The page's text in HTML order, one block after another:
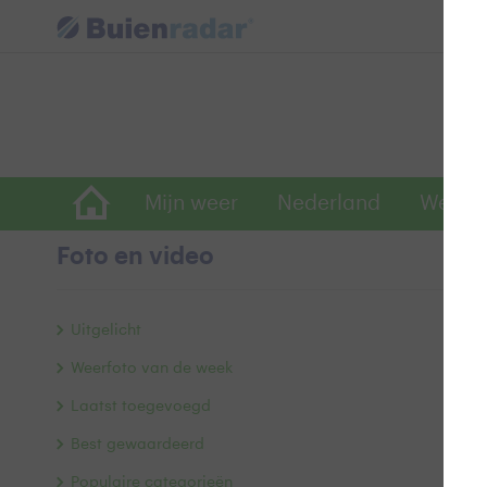
Mijn weer Nederland
Foto en video
Uitgelicht
Weerfoto van de week
Laatst toegevoegd
Best gewaardeerd
Populaire categorieën